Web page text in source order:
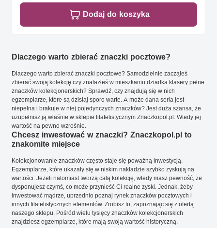
Dodaj do koszyka
Dlaczego warto zbierać znaczki pocztowe?
Dlaczego warto zbierać znaczki pocztowe? Samodzielnie zacząłeś
zbierać swoją kolekcję czy znalazłeś w mieszkaniu dziadka klasery pełne
znaczków kolekcjonerskich? Sprawdź, czy znajdują się w nich
egzemplarze, które są dzisiaj sporo warte. A może dana seria jest
niepełna i brakuje w niej pojedynczych znaczków? Jest duża szansa, że
uzupełnisz ją właśnie w sklepie filatelistycznym Znaczkopol.pl. Wtedy jej
wartość na pewno wzrośnie.
Chcesz inwestować w znaczki? Znaczkopol.pl to
znakomite miejsce
Kolekcjonowanie znaczków często staje się poważną inwestycją.
Egzemplarze, które ukazały się w niskim nakładzie szybko zyskują na
wartości. Jeżeli natomiast tworzą całą kolekcję, wtedy masz pewność, że
dysponujesz czymś, co może przynieść Ci realne zyski. Jednak, żeby
inwestować mądrze, uprzednio poznaj rynek znaczków pocztowych i
innych filatelistycznych elementów. Zrobisz to, zapoznając się z ofertą
naszego sklepu. Pośród wielu tysięcy znaczków kolekcjonerskich
znajdziesz egzemplarze, które mają swoją wartość historyczną.